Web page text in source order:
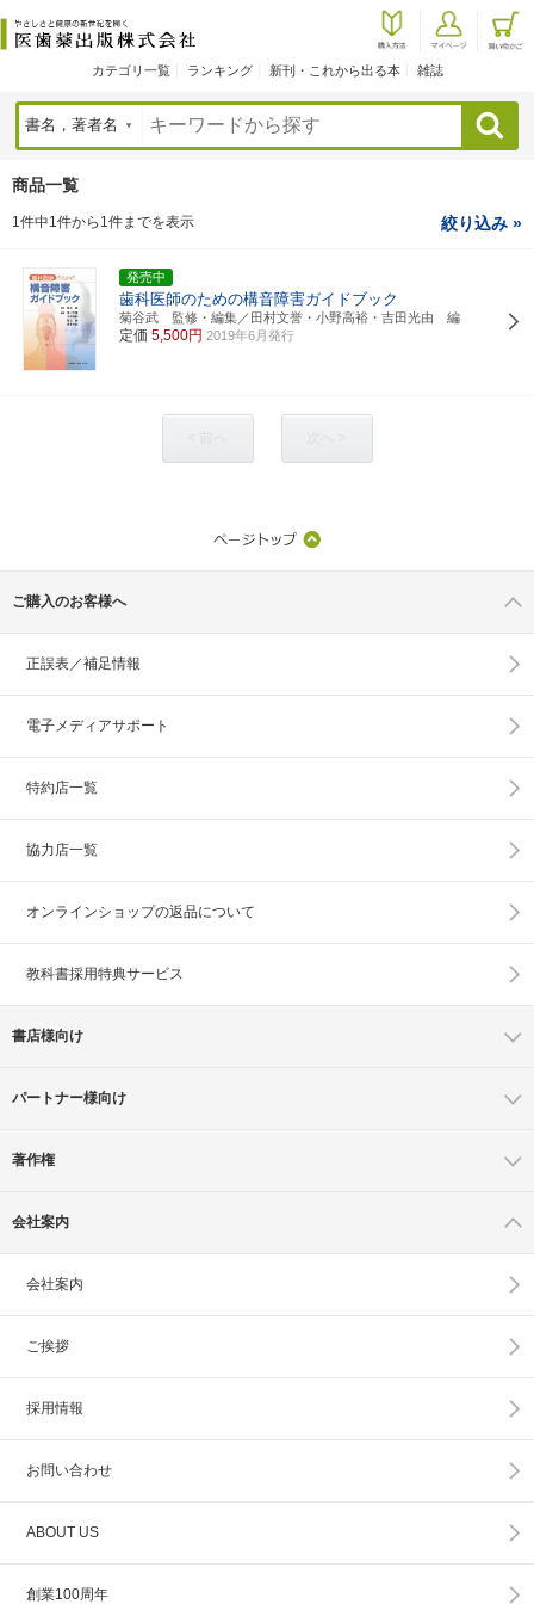
カテゴリ一覧 ランキング 新刊・これから出る本 雑誌
検索
商品一覧
1件中1件から1件までを表示 絞り込み »
発売中
歯科医師のための構音障害ガイドブック
菊谷武 監修・編集／田村文誉・小野高裕・吉田光由 編
定価 5,500円 2019年6月発行
ご購入のお客様へ
正誤表／補足情報
電子メディアサポート
特約店一覧
協力店一覧
オンラインショップの返品について
教科書採用特典サービス
書店様向け
パートナー様向け
著作権
会社案内
会社案内
ご挨拶
採用情報
お問い合わせ
ABOUT US
創業100周年